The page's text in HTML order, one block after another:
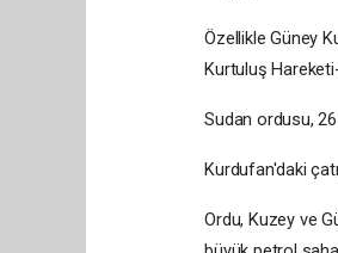
Özellikle Güney
Kurtuluş Hareketi-
Sudan ordusu,
Kurdufan'daki
Ordu, Kuzey ve